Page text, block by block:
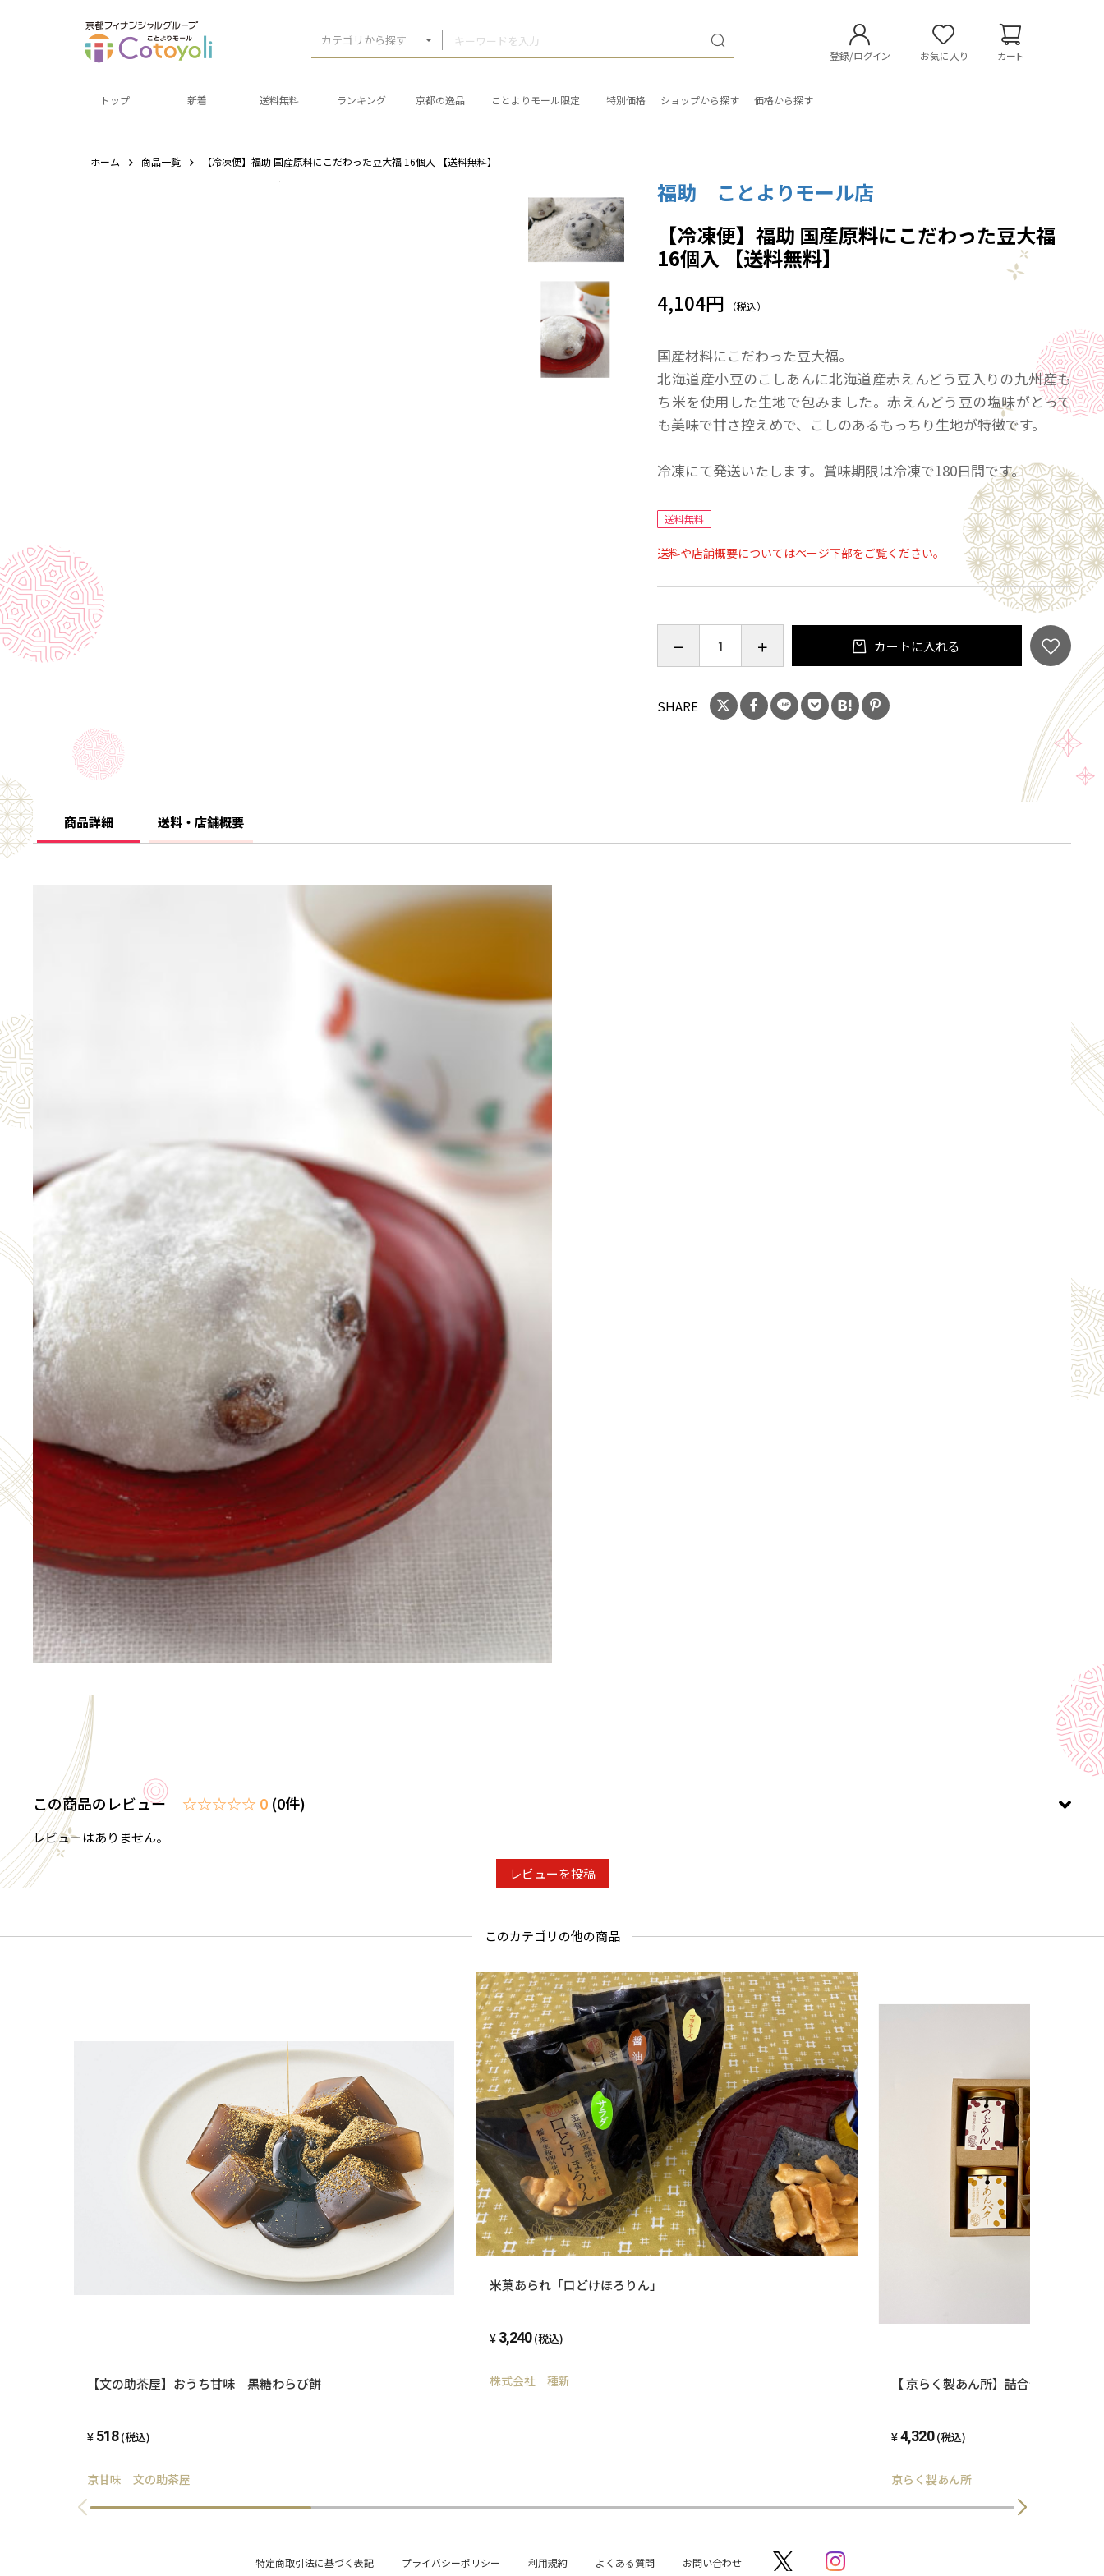
カテゴリから探す
登録/ログイン お気に入り カート
トップ 新着 送料無料 ランキング 京都の逸品 ことよりモール限定 特別価格 ショップから探す 価格から探す
ホーム 商品一覧 【冷凍便】福助 国産原料にこだわった豆大福 16個入 【送料無料】
福助 ことよりモール店
【冷凍便】福助 国産原料にこだわった豆大福
16個入 【送料無料】
4,104円 （税込）
国産材料にこだわった豆大福。
北海道産小豆のこしあんに北海道産赤えんどう豆入りの九州産も
ち米を使用した生地で包みました。赤えんどう豆の塩味がとって
も美味で甘さ控えめで、こしのあるもっちり生地が特徴です。
冷凍にて発送いたします。賞味期限は冷凍で180日間です。
送料無料
送料や店舗概要についてはページ下部をご覧ください。
カートに入れる
SHARE
商品詳細 送料・店舗概要
この商品のレビュー ☆☆☆☆☆ 0 (0件)
レビューはありません。
レビューを投稿
このカテゴリの他の商品
【文の助茶屋】おうち甘味 黒糖わらび餅
518(税込)
京甘味 文の助茶屋
米菓あられ「口どけほろりん」
3,240 (税込)
株式会社 種新 【 京らく製あん所】詰合せ
4,320 (税込)
京らく製あん所
特定商取引法に基づく表記 プライバシーポリシー 利用規約 よくある質問 お問い合わせ